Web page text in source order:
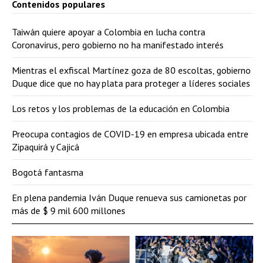
Contenidos populares
Taiwán quiere apoyar a Colombia en lucha contra
Coronavirus, pero gobierno no ha manifestado interés
Mientras el exfiscal Martínez goza de 80 escoltas, gobierno
Duque dice que no hay plata para proteger a líderes sociales
Los retos y los problemas de la educación en Colombia
Preocupa contagios de COVID-19 en empresa ubicada entre
Zipaquirá y Cajicá
Bogotá fantasma
En plena pandemia Iván Duque renueva sus camionetas por
más de $ 9 mil 600 millones